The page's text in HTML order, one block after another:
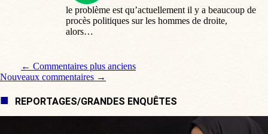
le problème est qu’actuellement il y a beaucoup de
procès politiques sur les hommes de droite,
alors…
Navigation de commentaire
← Commentaires plus anciens
Nouveaux commentaires →
REPORTAGES/GRANDES ENQUÊTES